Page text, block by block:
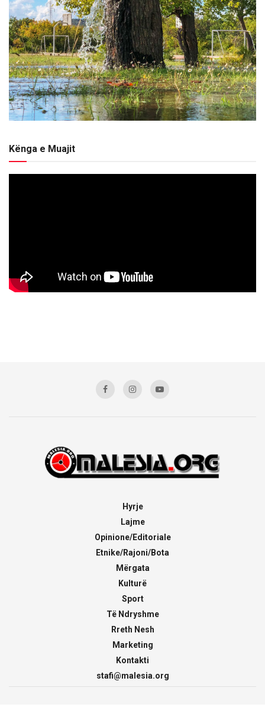
Kënga e Muajit
Hyrje
Lajme
Opinione/Editoriale
Etnike/Rajoni/Bota
Mërgata
Kulturë
Sport
Të Ndryshme
Rreth Nesh
Marketing
Kontakti
stafi@malesia.org